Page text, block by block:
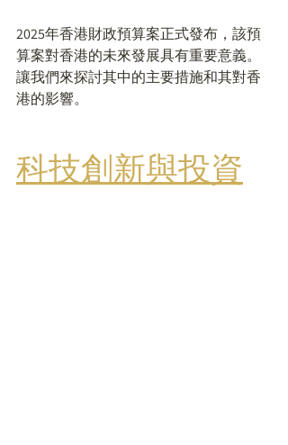
2025年香港財政預算案正式發布，該預
算案對香港的未來發展具有重要意義。
讓我們來探討其中的主要措施和其對香
港的影響。
科技創新與投資